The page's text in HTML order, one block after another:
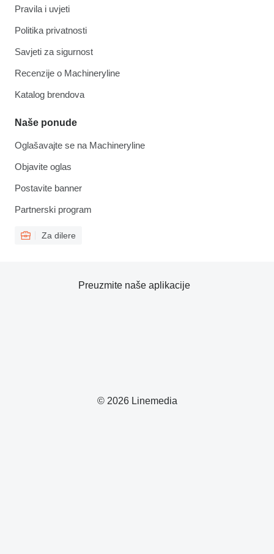
Pravila i uvjeti
Politika privatnosti
Savjeti za sigurnost
Recenzije o Machineryline
Katalog brendova
Naše ponude
Oglašavajte se na Machineryline
Objavite oglas
Postavite banner
Partnerski program
Za dilere
© 2026 Linemedia
Preuzmite naše aplikacije